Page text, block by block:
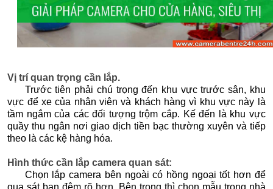
Vị trí quan trọng cần lắp.
Trước tiên phải chú trọng đến khu vực trước sân, khu
vực để xe của nhân viên và khách hàng vì khu vực này là
tầm ngắm của các đối tượng trộm cắp. Kế đến là khu vực
quầy thu ngân nơi giao dịch tiền bạc thường xuyên và tiếp
theo là các kệ hàng hóa.
Hình thức cần lắp camera quan sát:
Chọn lắp camera bên ngoài có hồng ngoại tốt hơn để
qua sát ban đêm rõ hơn. Bên trong thì chọn mẫu trong nhà